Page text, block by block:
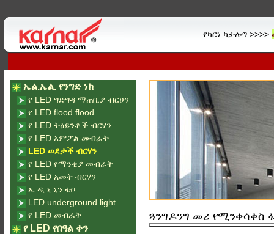
የካርነ ካታሎግ >>>>
ጓንግዶንግ መሪ የሚንቀሳቀስ
ኤል.ኤል. የንግድ ነክ
የ LED ግድግዳ ማጠቢያ ብርሀን
የ LED flood flood
የ LED ትዕይንቶች ብርሃን
የ LED አምፖል መብራት
LED ወደታች ብርሃን
የ LED የማንቂያ መብራት
የ LED አመት ብርሃን
ኤ ዲ ኒ ኒን ቱቦ
LED underground light
የ LED መብራት
የ LED የበዓል ቀን